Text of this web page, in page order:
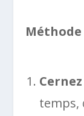
Méthode
temps,